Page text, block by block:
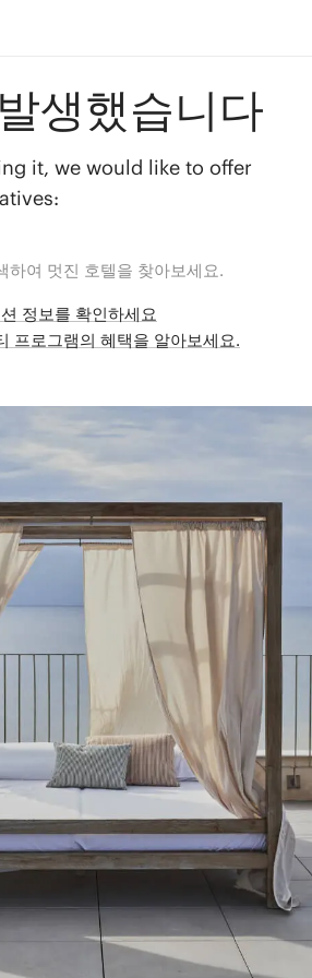
생했습니다
it, we would like to offer
하여 멋진 호텔을 찾아보세요.
정보를 확인하세요
프로그램의 혜택을 알아보세요.